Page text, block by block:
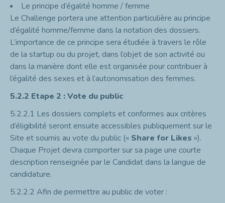
Le principe d’égalité homme / femme
Le Challenge portera une attention particulière au principe
d’égalité homme/femme dans la notation des dossiers.
L’importance de ce principe sera étudiée à travers le rôle
de la startup ou du projet, dans l’objet de son activité ou
dans la manière dont elle est organisée pour contribuer à
l’égalité des sexes et à l’autonomisation des femmes.
5.2.2 Etape 2 : Vote du public
5.2.2.1 Les dossiers complets et conformes aux critères
d’éligibilité seront ensuite accessibles publiquement sur le
Site et soumis au vote du public (« Share for Likes »).
Chaque Projet devra comporter sur sa page une courte
description renseignée par le Candidat dans la langue de
candidature.
5.2.2.2 Afin de permettre au public de voter :